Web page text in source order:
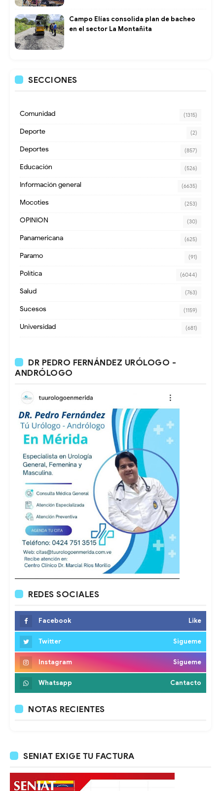
Campo Elías consolida plan de bacheo
en el sector La Montañita
SECCIONES
Comunidad (1315)
Deporte (2)
Deportes (857)
Educación (526)
Información general (6635)
Mocoties (253)
OPINION (30)
Panamericana (625)
Paramo (91)
Política (6044)
Salud (763)
Sucesos (1159)
Universidad (681)
DR PEDRO FERNÁNDEZ URÓLOGO -
ANDRÓLOGO
REDES SOCIALES
Facebook Like
Twitter Sigueme
Instagram Sigueme
Whatsapp Cantacto
NOTAS RECIENTES
SENIAT EXIGE TU FACTURA